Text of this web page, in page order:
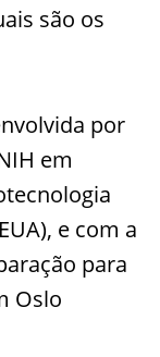
são os
por
em
e com a
para
Oslo